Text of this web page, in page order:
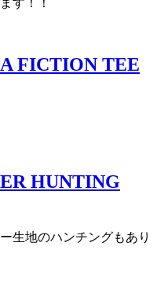
FICTION TEE
HUNTING
生地のハンチングもあり